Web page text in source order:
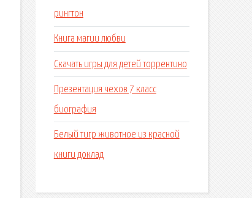
рингтон
Книга магии любви
Скачать игры для детей торрентино
Презентация чехов 7 класс
биография
Белый тигр животное из красной
книги доклад